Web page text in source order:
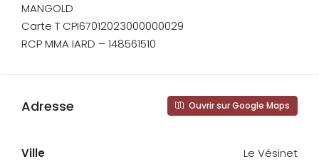
MANGOLD
Carte T CPI67012023000000029
RCP MMA IARD – 148561510
Adresse Ouvrir sur Google Maps
Ville Le Vésinet